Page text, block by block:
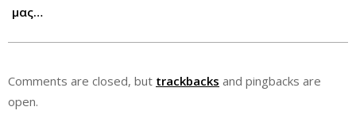
μας…
Comments are closed, but trackbacks and pingbacks are
open.